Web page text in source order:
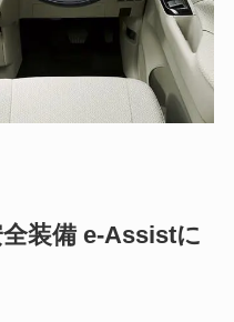
装備 e-Assistに